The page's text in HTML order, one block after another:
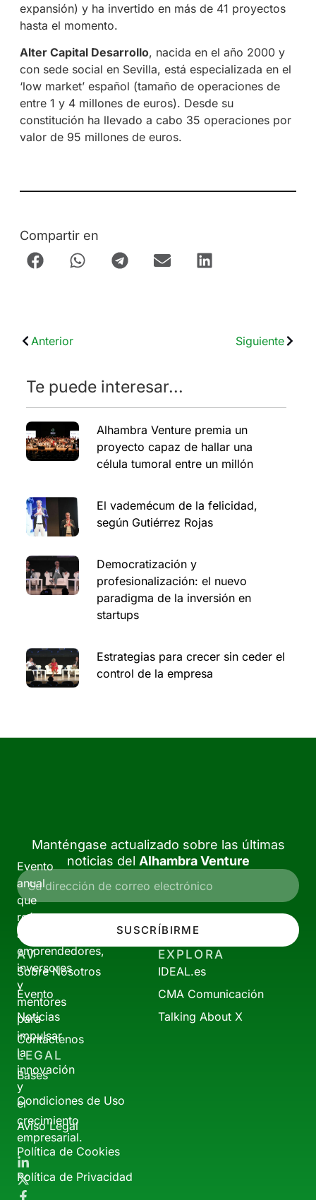
expansión) y ha invertido en más de 41 proyectos
hasta el momento.
Alter Capital Desarrollo, nacida en el año 2000 y
con sede social en Sevilla, está especializada en el
‘low market’ español (tamaño de operaciones de
entre 1 y 4 millones de euros). Desde su
constitución ha llevado a cabo 35 operaciones por
valor de 95 millones de euros.
Compartir en
Anterior Siguiente
Te puede interesar...
Alhambra Venture premia un
proyecto capaz de hallar una
célula tumoral entre un millón
El vademécum de la felicidad,
según Gutiérrez Rojas
Democratización y
profesionalización: el nuevo
paradigma de la inversión en
startups
Estrategias para crecer sin ceder el
control de la empresa
Evento
anual
que
reúne
a
emprendedores,
inversores
y
mentores
para
impulsar
la
innovación
y
el
crecimiento
empresarial.
Manténgase actualizado sobre las últimas
noticias del Alhambra Venture
SUSCRÍBIRME
AV
Sobre Nosotros
Evento
Noticias
Contáctenos
EXPLORA
IDEAL.es
CMA Comunicación
Talking About X
LEGAL
Bases
Condiciones de Uso
Aviso Legal
Política de Cookies
Política de Privacidad